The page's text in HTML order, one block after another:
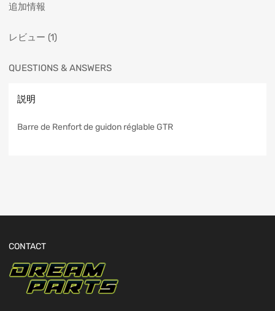
追加情報
レビュー (1)
QUESTIONS & ANSWERS
説明
Barre de Renfort de guidon réglable GTR
CONTACT